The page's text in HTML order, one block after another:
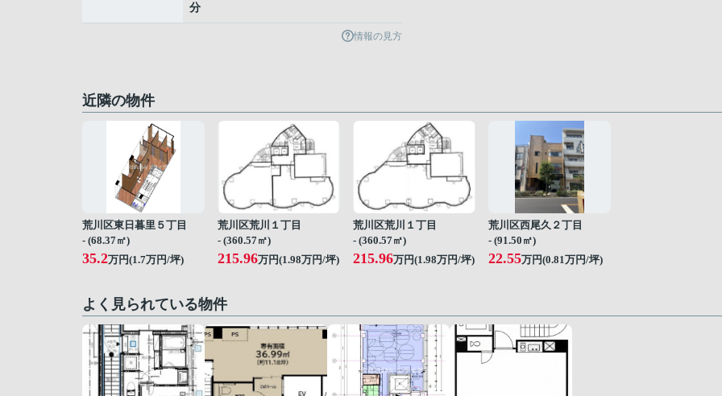
分
情報の見方
近隣の物件
荒川区東日暮里５丁目
- (68.37㎡)
35.2万円(1.7万円/坪)
荒川区荒川１丁目
- (360.57㎡)
215.96万円(1.98万円/坪)
荒川区荒川１丁目
- (360.57㎡)
215.96万円(1.98万円/坪)
荒川区西尾久２丁目
- (91.50㎡)
22.55万円(0.81万円/坪)
よく見られている物件